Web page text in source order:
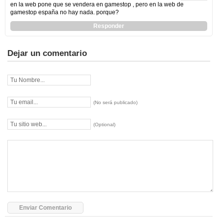
en la web pone que se vendera en gamestop , pero en la web de
gamestop españa no hay nada. porque?
Responder
Dejar un comentario
(No será publicado)
(Optional)